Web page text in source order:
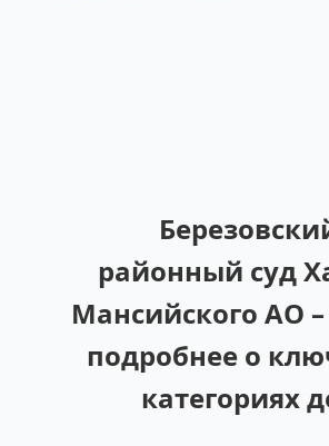
районный суд
Мансийского АО
подробнее о
категориях